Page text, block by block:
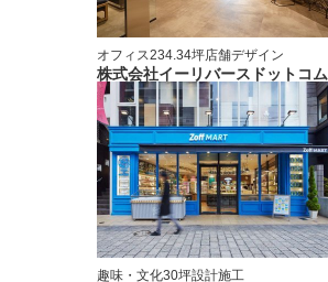
オフィス234.34坪店舗デザイン
株式会社イーリバースドットコム
趣味・文化30坪設計施工